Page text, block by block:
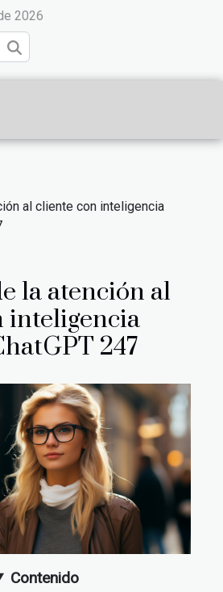
2026
al cliente con inteligencia
la atención al
inteligencia
247
Contenido